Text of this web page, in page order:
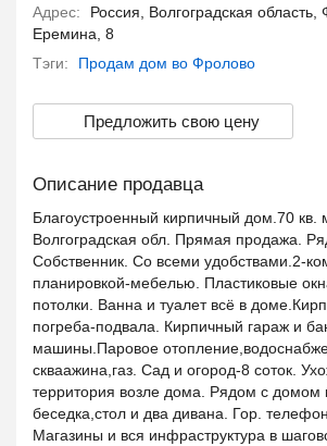
Адрес:
Россия, Волгоградская
Еремина, 8
Тэги:
Продам дом во Фролово
Предложить свою цену
Описание продавца
Благоустроенный кирпичный дом.70 кв.
Волгоградская обл. Прямая продажа.
Собственник. Со всеми удобствами.2-
планировкой-мебелью. Пластиковые
потолки. Ванна и туалет всё в
погреба-подвала. Кирпичный гараж и
машины.Паровое
скваажина,газ. Сад и огород-8 соток.
территория возле дома. Рядом с домом
беседка,стол и два дивана. Гор.
Магазины и вся инфраструктура в